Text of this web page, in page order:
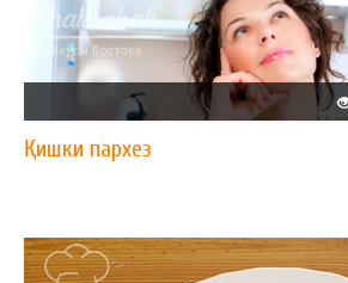
Қишки пархез